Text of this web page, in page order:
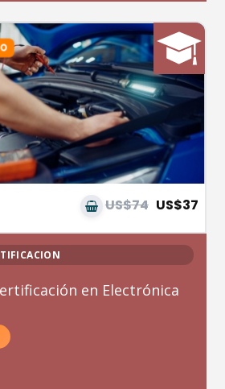
US$74 US$37
en Electrónica